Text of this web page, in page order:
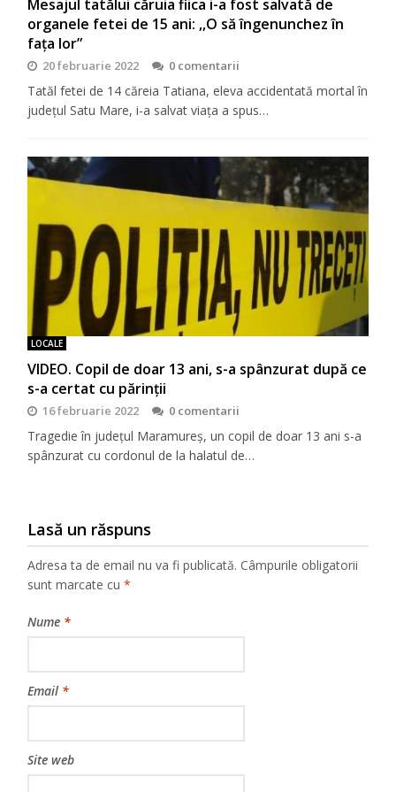
Mesajul tatălui căruia fiica i-a fost salvată de
organele fetei de 15 ani: ,,O să îngenunchez în
faţa lor”
20 februarie 2022 0 comentarii
Tatăl fetei de 14 căreia Tatiana, eleva accidentată mortal în
județul Satu Mare, i-a salvat viaţa a spus…
LOCALE
VIDEO. Copil de doar 13 ani, s-a spânzurat după ce
s-a certat cu părinții
16 februarie 2022 0 comentarii
Tragedie în județul Maramureș, un copil de doar 13 ani s-a
spânzurat cu cordonul de la halatul de…
Lasă un răspuns
Adresa ta de email nu va fi publicată. Câmpurile obligatorii
sunt marcate cu*
Nume *
Email *
Site web